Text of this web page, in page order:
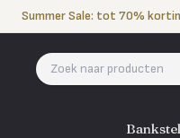
Naar de inhoud
Summer Sale: tot 70%